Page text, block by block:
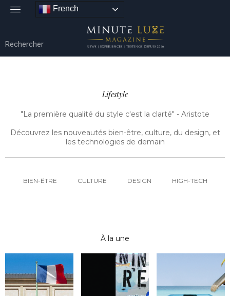
French
Lifestyle
"La première qualité du style c'est la clarté" - Aristote
Découvrez les nouveautés bien-être, culture, du design, et
les technologies de demain
BIEN-ÊTRE CULTURE DESIGN HIGH-TECH
À la une